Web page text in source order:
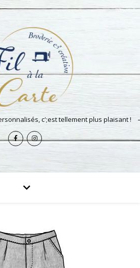
c';est tellement plus plaisant !